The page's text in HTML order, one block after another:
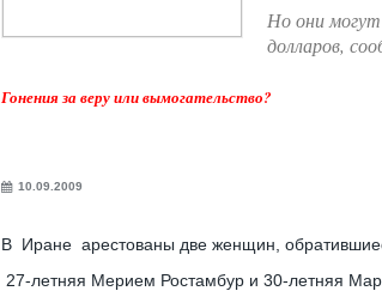
Но они могут
долларов,
Гонения за веру или вымогательство?
10.09.2009
В Иране арестованы две женщин,
27-летняя Мерием Ростамбур и 30-летняя